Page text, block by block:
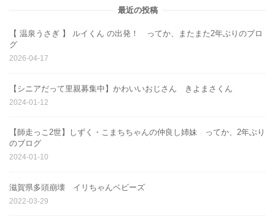
最近の投稿
【 温泉うさぎ 】 ルイくん の出発！ ってか、またまた2年ぶりのブロ
グ
2026-04-17
【シニアだって里親募集中】かわいいおじさん きよまさくん
2024-01-12
【師走っこ2世】しずく・こまちちゃんの仲良し姉妹 ってか、2年ぶり
のブログ
2024-01-10
滋賀県多頭崩壊 イリちゃんベビーズ
2022-03-29